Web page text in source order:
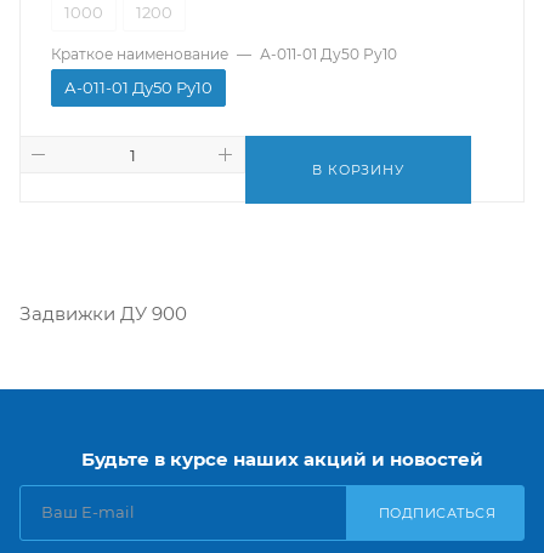
1000 1200
Краткое наименование — А-011-01 Ду50 Ру10
А-011-01 Ду50 Ру10
В КОРЗИНУ
Задвижки ДУ 900
Будьте в курсе наших акций и новостей
ПОДПИСАТЬСЯ